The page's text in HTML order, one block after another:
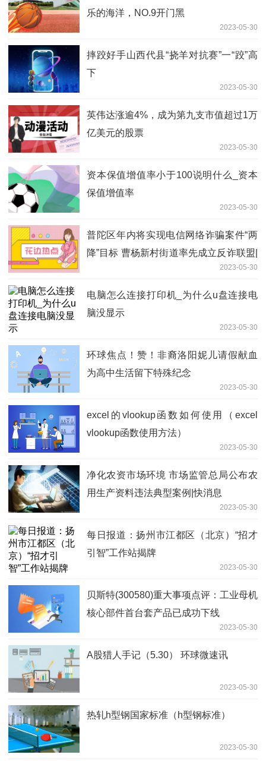
乐的海洋，NO.9开门黑
2023-05-30
摔跤好手山西代县“挠羊对抗赛”一“跤”高
下
2023-05-30
英伟达涨逾4%，成为第九支市值超过1万
亿美元的股票
2023-05-30
资本保值增值率小于100说明什么_资本
保值增值率
2023-05-30
普陀区年内将实现电信网络诈骗案件“两
降”目标 曹杨新村街道率先成立反诈联盟|
2023-05-30
电脑怎么连接打印机_为什么u盘连接电
脑没显示
2023-05-30
环球焦点！赞！非裔洛阳妮儿请假献血
为高中生活留下特殊纪念
2023-05-30
excel的vlookup函数如何使用（excel
vlookup函数使用方法）
2023-05-30
净化农资市场环境 市场监管总局公布农
用生产资料违法典型案例|快消息
2023-05-30
每日报道：扬州市江都区（北京）“招才
引智”工作站揭牌
2023-05-30
贝斯特(300580)重大事项点评：工业母机
核心部件首台套产品已成功下线
2023-05-30
A股猎人手记（5.30） 环球微速讯
2023-05-30
热轧h型钢国家标准（h型钢标准）
2023-05-30